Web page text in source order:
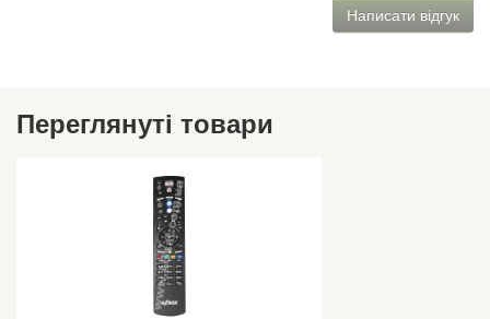
Написати відгук
Переглянуті товари